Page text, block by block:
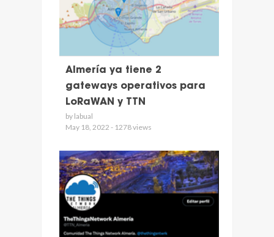
Almería ya tiene 2
gateways operativos para
LoRaWAN y TTN
by labual
May 18, 2022 - 1278 views